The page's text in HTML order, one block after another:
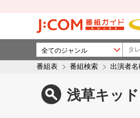
番組表 番組検索 出演者名
浅草キッ